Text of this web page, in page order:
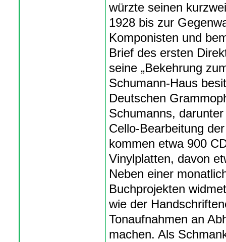
würzte seinen
1928 bis zur
Komponisten und
Brief des ersten
seine „Bekehrung
Schumann-Haus
Deutschen
Schumanns,
Cello-Bearbeitung
kommen etwa 900
Vinylplatten, davon
Neben einer
Buchprojekten
wie der
Tonaufnahmen an
machen. Als